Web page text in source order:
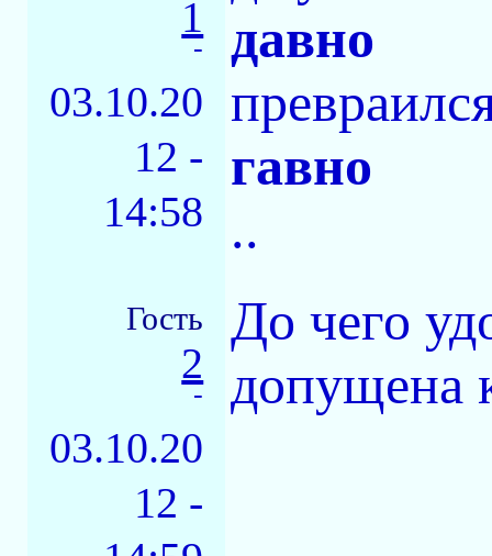
1
-
03.10.20
12 -
14:58
давно
гавно
..
Гость
2
-
03.10.20
12 -
До чего
допущена